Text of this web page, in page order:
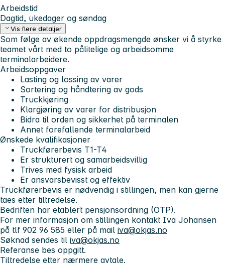
Arbeidstid
Dagtid, ukedager og søndag
Vis flere detaljer
Som følge av økende oppdragsmengde ønsker vi å styrke
teamet vårt med to pålitelige og arbeidsomme
terminalarbeidere.
Arbeidsoppgaver
Lasting og lossing av varer
Sortering og håndtering av gods
Truckkjøring
Klargjøring av varer for distribusjon
Bidra til orden og sikkerhet på terminalen
Annet forefallende terminalarbeid
Ønskede kvalifikasjoner
Truckførerbevis T1-T4
Er strukturert og samarbeidsvillig
Trives med fysisk arbeid
Er ansvarsbevisst og effektiv
Truckførerbevis er nødvendig i stillingen, men kan gjerne
taes etter tiltredelse.
Bedriften har etablert pensjonsordning (OTP).
For mer informasjon om stillingen kontakt Iva Johansen
på tlf 902 96 585 eller på mail iva@okjas.no
Søknad sendes til iva@okjas.no
Referanse bes oppgitt.
Tiltredelse etter nærmere avtale.